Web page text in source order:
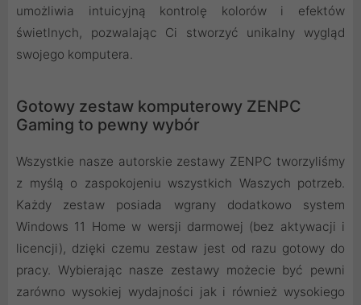
umożliwia intuicyjną kontrolę kolorów i efektów
świetlnych, pozwalając Ci stworzyć unikalny wygląd
swojego komputera.
Gotowy zestaw komputerowy ZENPC
Gaming to pewny wybór
Wszystkie nasze autorskie zestawy ZENPC tworzyliśmy
z myślą o zaspokojeniu wszystkich Waszych potrzeb.
Każdy zestaw posiada wgrany dodatkowo system
Windows 11 Home w wersji darmowej (bez aktywacji i
licencji), dzięki czemu zestaw jest od razu gotowy do
pracy. Wybierając nasze zestawy możecie być pewni
zarówno wysokiej wydajności jak i również wysokiego